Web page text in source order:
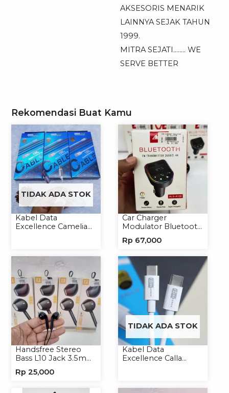
AKSESORIS MENARIK
LAINNYA SEJAK TAHUN
1999.
MITRA SEJATI…….. WE
SERVE BETTER
Rekomendasi Buat Kamu
TIDAK ADA STOK
Kabel Data
Excellence Camelia
Car Charger
Modulator Bluetooth
Handphone
Rp 67,000
Handsfree Stereo
Bass L10 Jack 3.5mm
Headphone
Rp 25,000
TIDAK ADA STOK
Kabel Data
Excellence Calla